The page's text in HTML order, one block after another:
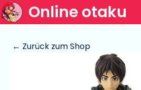
Online otaku
← Zurück zum Shop